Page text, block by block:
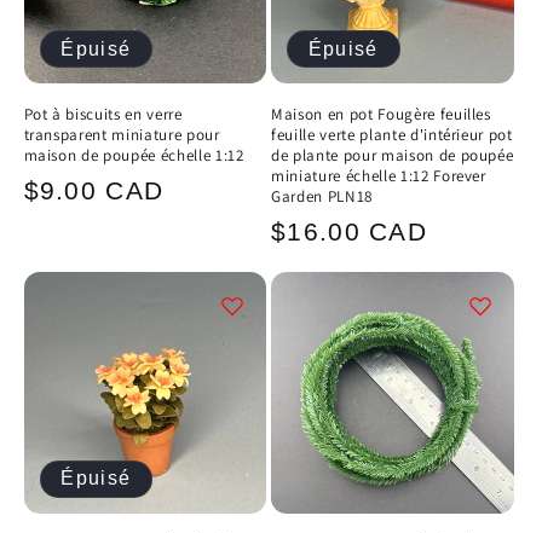
Épuisé
Pot à biscuits en verre
transparent miniature pour
maison de poupée échelle 1:12
Prix
$9.00 CAD
Épuisé
Maison en pot Fougère feuilles
feuille verte plante d'intérieur pot
de plante pour maison de poupée
miniature échelle 1:12 Forever
Garden PLN18
Prix
$16.00 CAD
Épuisé